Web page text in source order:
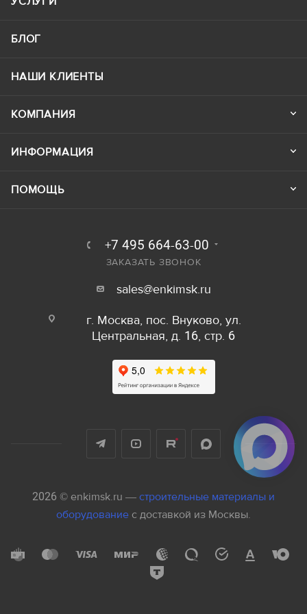
БЛОГ
НАШИ КЛИЕНТЫ
КОМПАНИЯ
ИНФОРМАЦИЯ
ПОМОЩЬ
+7 495 664-63-00
ЗАКАЗАТЬ ЗВОНОК
sales@enkimsk.ru
г. Москва, пос. Внуково, ул.
Центральная, д. 16, стр. 6
2026 © enkimsk.ru — строительные материалы и
оборудование с доставкой из Москвы.